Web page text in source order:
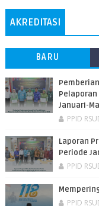
AKREDITASI
BARU
Januari-
PPID
Laporan
Periode
PPID
PPID